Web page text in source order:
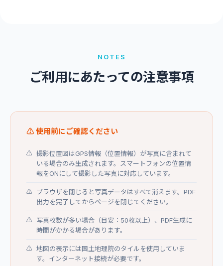
NOTES
ご利用にあたっての注意事項
⚠ 使用前にご確認ください
撮影位置図はGPS情報（位置情報）が写真に含まれて
いる場合のみ生成されます。スマートフォンの位置情
報をONにして撮影した写真に対応しています。
ブラウザを閉じると写真データはすべて消えます。PDF
出力を完了してからページを閉じてください。
写真枚数が多い場合（目安：50枚以上）、PDF生成に
時間がかかる場合があります。
地図の表示には国土地理院のタイルを使用していま
す。インターネット接続が必要です。